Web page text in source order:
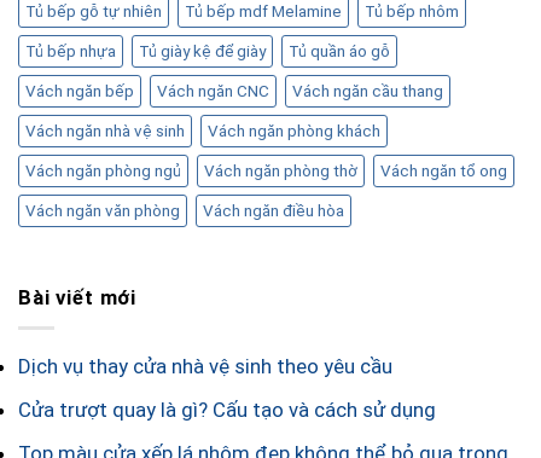
Tủ bếp gỗ tự nhiên Tủ bếp mdf Melamine Tủ bếp nhôm
Tủ bếp nhựa Tủ giày kệ để giày Tủ quần áo gỗ
Vách ngăn bếp Vách ngăn CNC Vách ngăn cầu thang
Vách ngăn nhà vệ sinh Vách ngăn phòng khách
Vách ngăn phòng ngủ Vách ngăn phòng thờ Vách ngăn tổ ong
Vách ngăn văn phòng Vách ngăn điều hòa
Bài viết mới
Dịch vụ thay cửa nhà vệ sinh theo yêu cầu
Cửa trượt quay là gì? Cấu tạo và cách sử dụng
Top màu cửa xếp lá nhôm đẹp không thể bỏ qua trong